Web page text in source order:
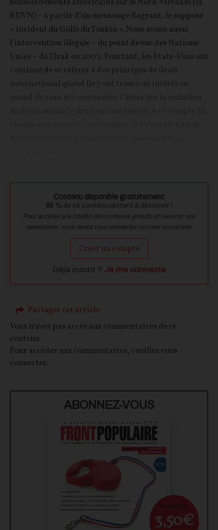
bombardements américains sur le Nord-Vietnam (la
RDVN) – à partir d’un mensonge flagrant, le supposé
« incident du Golfe du Tonkin ». Nous avons aussi
l’intervention illégale – du point de vue des Nations-
Unies – de l’Irak en 2003. Pourtant, les Etats-Unis ont
continué de se référer à des principes de droit
Contenu disponible gratuitement
90 % de ce contenu restent à découvrir !
Pour accéder à la totalité des contenus gratuits et recevoir nos
newsletters, vous devez vous connecter ou créer un compte.
Créer un compte
Déja inscrit ? Je me connecte
Partager cet article
Vous n'avez pas accès aux commentaires de ce
contenu.
Pour accéder aux commentaires, veuillez vous
connecter.
ABONNEZ-VOUS
À partir de
3,50€